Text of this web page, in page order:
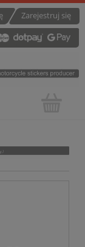
Zarejestruj się